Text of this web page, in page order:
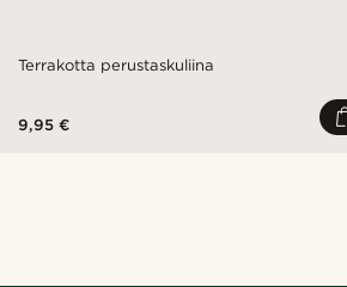
Terrakotta perustaskuliina
9,95 €